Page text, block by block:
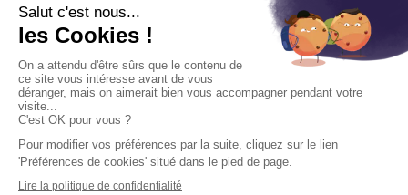
Copyright © 2026 Kactus Tous droits réservés
Conditions générales d'utilisation
Mentions légales
Signaler un contenu